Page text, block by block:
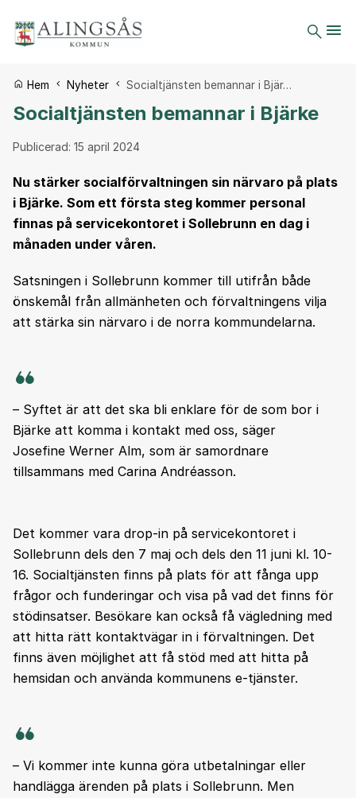
Du är här:
Hem Nyheter Socialtjänsten bemannar i Bjär…
Socialtjänsten bemannar i Bjärke
Publicerad: 15 april 2024
Nu stärker socialförvaltningen sin närvaro på plats
i Bjärke. Som ett första steg kommer personal
finnas på servicekontoret i Sollebrunn en dag i
månaden under våren.
Satsningen i Sollebrunn kommer till utifrån både
önskemål från allmänheten och förvaltningens vilja
att stärka sin närvaro i de norra kommundelarna.
– Syftet är att det ska bli enklare för de som bor i
Bjärke att komma i kontakt med oss, säger
Josefine Werner Alm, som är samordnare
tillsammans med Carina Andréasson.
Det kommer vara drop-in på servicekontoret i
Sollebrunn dels den 7 maj och dels den 11 juni kl. 10-
16. Socialtjänsten finns på plats för att fånga upp
frågor och funderingar och visa på vad det finns för
stödinsatser. Besökare kan också få vägledning med
att hitta rätt kontaktvägar in i förvaltningen. Det
finns även möjlighet att få stöd med att hitta på
hemsidan och använda kommunens e-tjänster.
– Vi kommer inte kunna göra utbetalningar eller
handlägga ärenden på plats i Sollebrunn. Men